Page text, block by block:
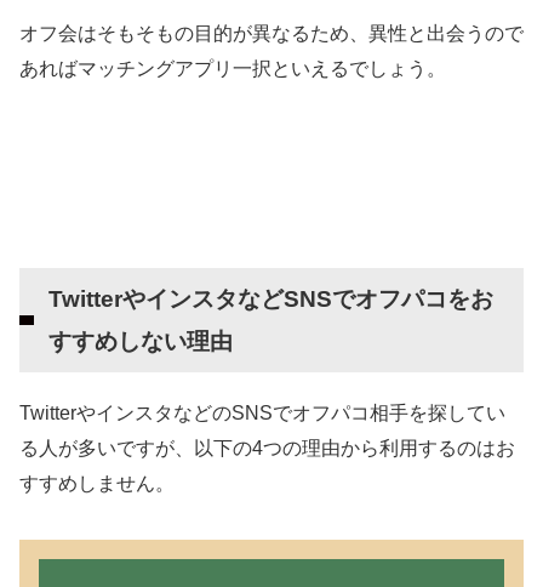
オフ会はそもそもの目的が異なるため、異性と出会うので
あればマッチングアプリ一択といえるでしょう。
TwitterやインスタなどSNSでオフパコをお
すすめしない理由
TwitterやインスタなどのSNSでオフパコ相手を探してい
る人が多いですが、以下の4つの理由から利用するのはお
すすめしません。